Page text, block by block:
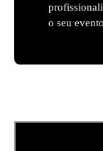
o seu